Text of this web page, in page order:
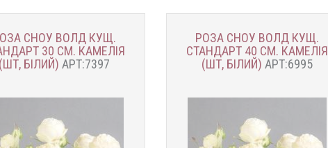
СНОУ ВОЛД КУЩ.
30 СМ. КАМЕЛІЯ
БІЛИЙ) АРТ:7397
РОЗА СНОУ ВОЛД КУЩ.
СТАНДАРТ 40 СМ. КАМЕЛІЯ
(ШТ, БІЛИЙ) АРТ:6995